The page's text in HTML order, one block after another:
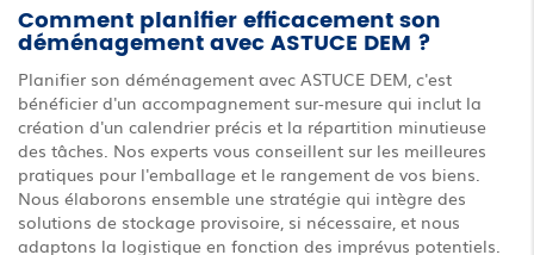
Comment planifier efficacement son
déménagement avec ASTUCE DEM ?
Planifier son déménagement avec ASTUCE DEM, c'est
bénéficier d'un accompagnement sur-mesure qui inclut la
création d'un calendrier précis et la répartition minutieuse
des tâches. Nos experts vous conseillent sur les meilleures
pratiques pour l'emballage et le rangement de vos biens.
Nous élaborons ensemble une stratégie qui intègre des
solutions de stockage provisoire, si nécessaire, et nous
adaptons la logistique en fonction des imprévus potentiels.